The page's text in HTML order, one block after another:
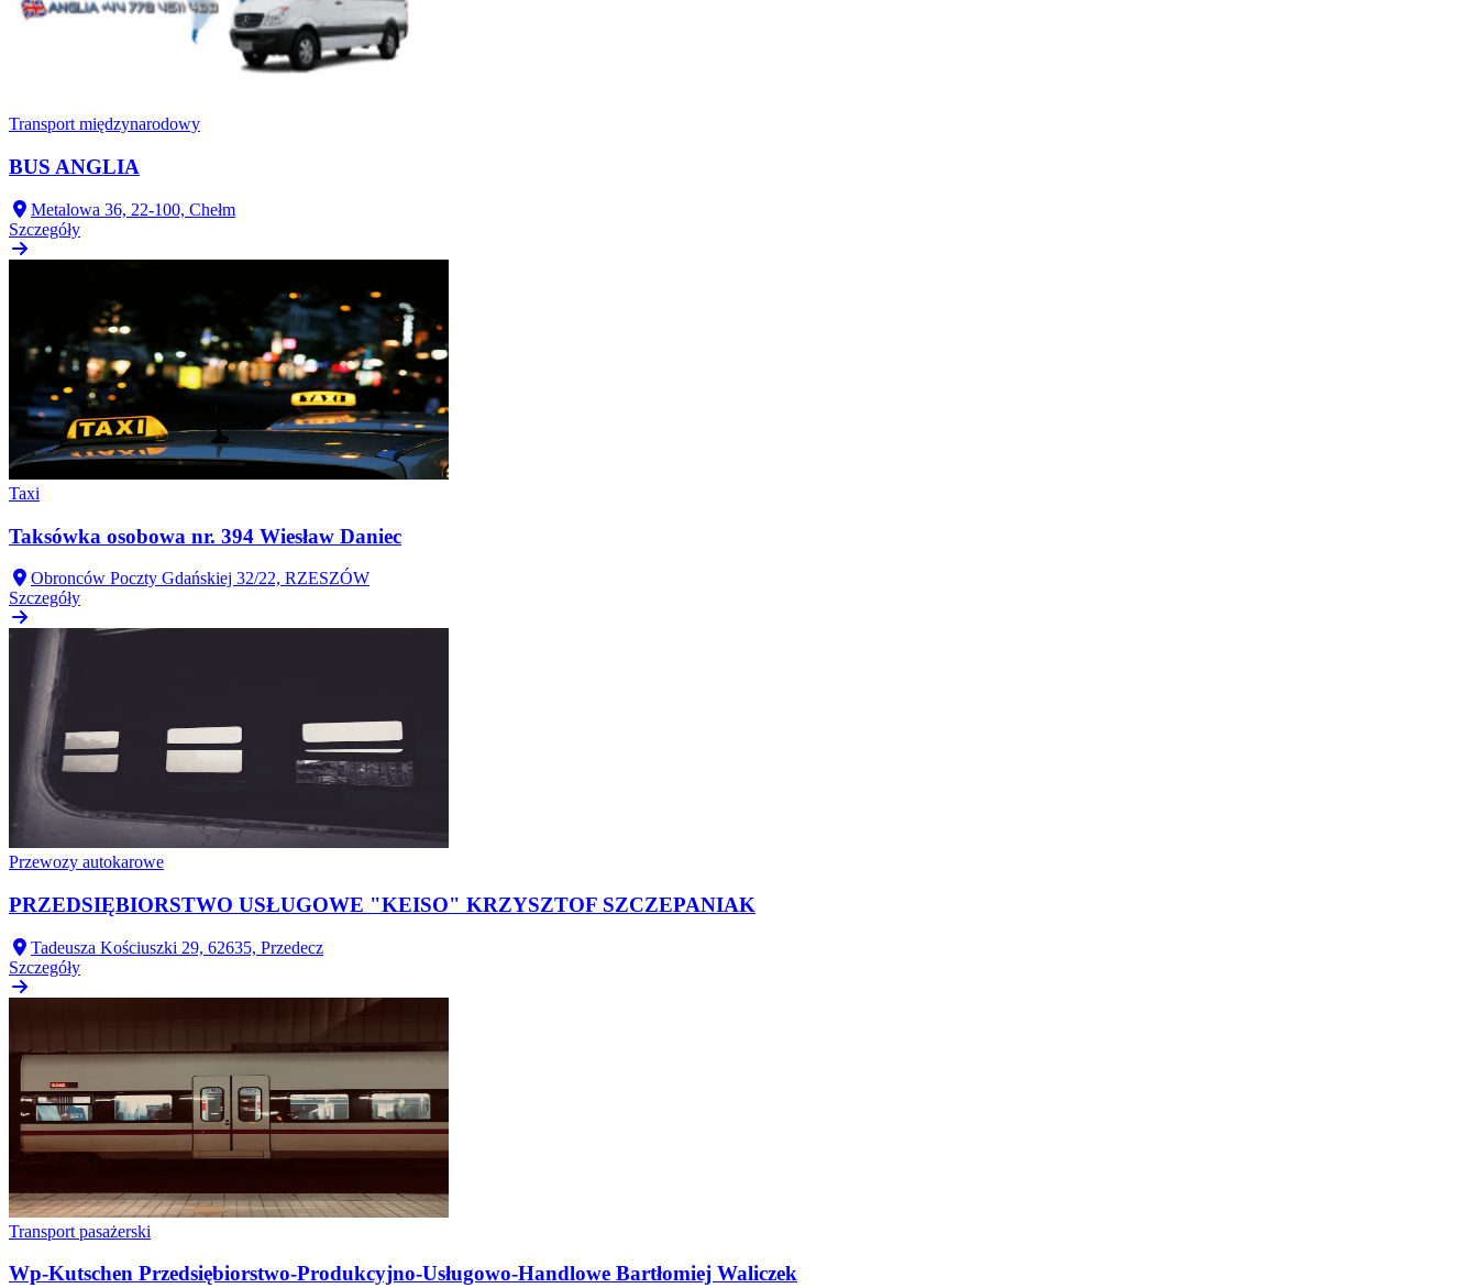
Transport międzynarodowy
BUS ANGLIA
Metalowa 36, 22-100, Chełm
Szczegóły
Taxi
Taksówka osobowa nr. 394 Wiesław Daniec
Obronców Poczty Gdańskiej 32/22, RZESZÓW
Szczegóły
Przewozy autokarowe
PRZEDSIĘBIORSTWO USŁUGOWE "KEISO" KRZYSZTOF SZCZEPANIAK
Tadeusza Kościuszki 29, 62635, Przedecz
Szczegóły
Transport pasażerski
Wp-Kutschen Przedsiębiorstwo-Produkcyjno-Usługowo-Handlowe Bartłomiej Waliczek